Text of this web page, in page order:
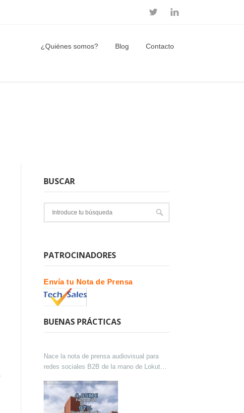
¿Quiénes somos? Blog Contacto
BUSCAR
PATROCINADORES
Envía tu Nota de Prensa
BUENAS PRÁCTICAS
Nace la nota de prensa audiovisual para
redes sociales B2B de la mano de Lokutor